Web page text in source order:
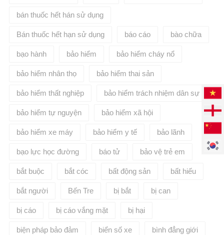
bán thuốc hết hán sử dụng
Bán thuốc hết hạn sử dụng báo cáo bào chữa
bạo hành bảo hiểm bảo hiểm cháy nổ
bảo hiểm nhân thọ bảo hiểm thai sản
bảo hiểm thất nghiệp bảo hiểm trách nhiệm dân sự
bảo hiểm tự nguyện bảo hiểm xã hội
bảo hiểm xe máy bảo hiểm y tế bảo lãnh
bạo lực học đường báo tử bảo vệ trẻ em
bắt buộc bắt cóc bất động sản bất hiếu
bắt người Bến Tre bị bắt bị can
bị cáo bị cáo vắng mặt bị hại
biện pháp bảo đảm biển số xe bình đẳng giới